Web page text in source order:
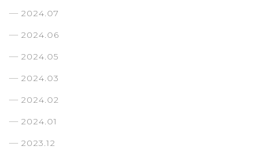
2024.07
2024.06
2024.05
2024.03
2024.02
2024.01
2023.12